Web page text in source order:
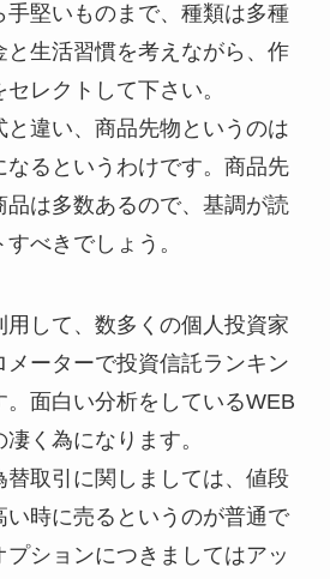
手堅いものまで、種類は多種
と生活習慣を考えながら、作
レクトして下さい。
違い、商品先物というのは
るというわけです。商品先
は多数あるので、基調が読
べきでしょう。
用して、数多くの個人投資家
ーターで投資信託ランキン
。面白い分析をしているWEB
く為になります。
取引に関しましては、値段
時に売るというのが普通で
ションにつきましてはアッ